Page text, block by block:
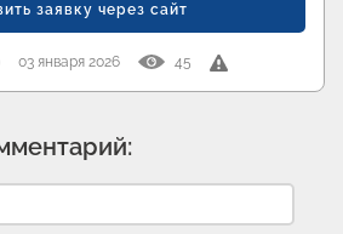
заявку через сайт
03 января 2026 45